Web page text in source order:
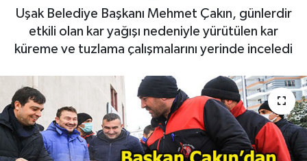
Uşak Belediye Başkanı Mehmet Çakın, günlerdir
etkili olan kar yağışı nedeniyle yürütülen kar
küreme ve tuzlama çalışmalarını yerinde inceledi
SAĞLIK
LEZETLERİMİZ
EĞİTİM
ÇEVRE
Puan Durumu ve Fikstür
Tüm Manşetler
Son Dakika Haberleri
Haber Arşivi